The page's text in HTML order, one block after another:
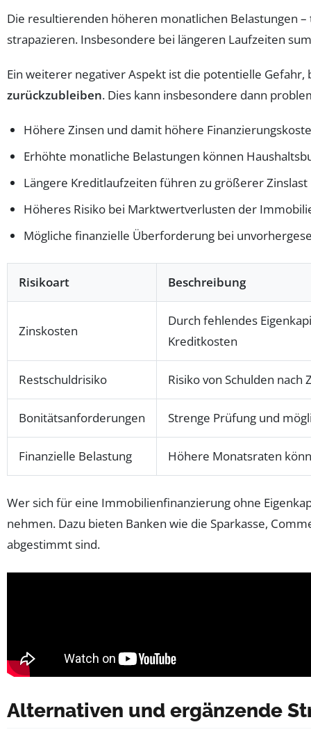
Die resultierenden höheren monatlichen Belastungen
strapazieren. Insbesondere bei längeren Laufzeiten
Ein weiterer negativer Aspekt ist die potentielle
zurückzubleiben. Dies kann insbesondere dann
Höhere Zinsen und damit höhere
Erhöhte monatliche Belastungen können
Längere Kreditlaufzeiten führen zu größerer Zinslast
Höheres Risiko bei Marktwertverlusten der
Mögliche finanzielle Überforderung bei
Risikoart Beschreibung
Zinskosten
Durch fehlendes
Kreditkosten
Restschuldrisiko Risiko von Schulden
Bonitätsanforderungen Strenge Prüfung und
Finanzielle Belastung Höhere Monatsraten
Wer sich für eine Immobilienfinanzierung ohne
nehmen. Dazu bieten Banken wie die Sparkasse,
abgestimmt sind.
Alternativen und ergänzende